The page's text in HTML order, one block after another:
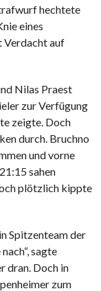
hechtete
eines
Verdacht auf
Nilas Praest
zur Verfügung
zeigte. Doch
durch. Bruchno
und vorne
sahen
plötzlich kippte
Spitzenteam der
sagte
dran. Doch in
zum